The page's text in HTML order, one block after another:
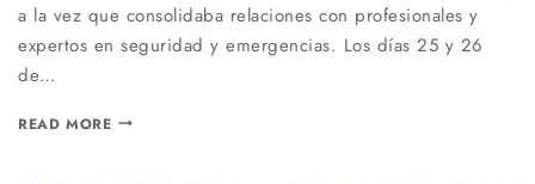
a la vez que consolidaba relaciones con profesionales y
expertos en seguridad y emergencias. Los días 25 y 26
de…
READ MOREMIMPAL,